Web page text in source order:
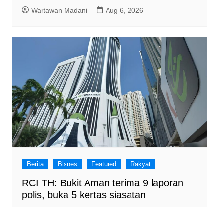
Wartawan Madani Aug 6, 2026
Berita Bisnes Featured Rakyat
RCI TH: Bukit Aman terima 9 laporan
polis, buka 5 kertas siasatan